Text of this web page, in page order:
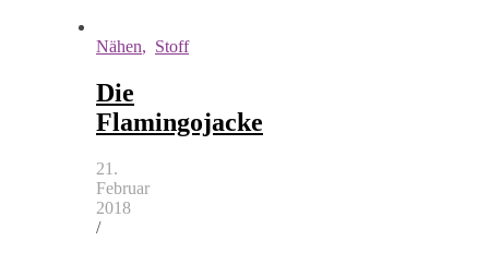
Nähen, Stoff
Die
Flamingojacke
21.
Februar
2018
/